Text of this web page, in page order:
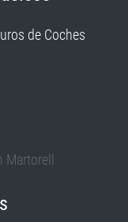
de Coches